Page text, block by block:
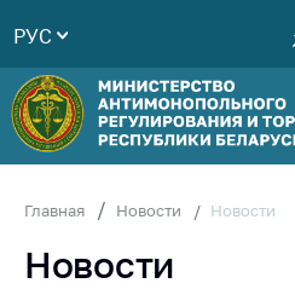
Руководство
Структура
Министерства
Территориальные
Законодательство
РУС
Главная Новости Новости
Новости